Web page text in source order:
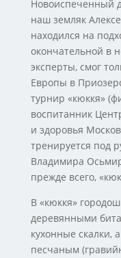
Новоиспеченный
наш земляк
находился на
окончательной в
эксперты, смог
Европы в
турнир «кюккя»
воспитанник
и здоровья
тренируется под
Владимира
прежде всего,
В «кюккя»
деревянными
кухонные скалки,
песчаным